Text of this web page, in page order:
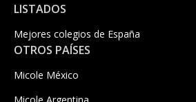
LISTADOS
Mejores colegios de España
OTROS PAÍSES
Micole México